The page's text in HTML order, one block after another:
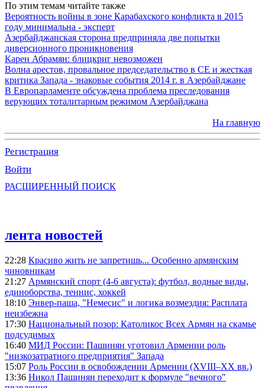
По этим темам читайте также
Вероятность войны в зоне Карабахского конфликта в 2015
году минимальна - эксперт
Азербайджанская сторона предприняла две попытки
диверсионного проникновения
Карен Абрамян: блицкриг невозможен
Волна арестов, провальное председательство в СЕ и жесткая
критика Запада - знаковые события 2014 г. в Азербайджане
В Европарламенте обсуждена проблема преследования
верующих тоталитарным режимом Азербайджана
На главную
Регистрация
Войти
РАСШИРЕННЫЙ ПОИСК
лента новостей
22:28 Красиво жить не запретишь... Особенно армянским
чиновникам
21:27 Армянский спорт (4-6 августа): футбол, водные виды,
единоборства, теннис, хоккей
18:10 Энвер-паша, "Немесис" и логика возмездия: Расплата
неизбежна
17:30 Национальный позор: Католикос Всех Армян на скамье
подсудимых
16:40 МИД России: Пашинян уготовил Армении роль
"низкозатратного предприятия" Запада
15:07 Роль России в освобождении Армении (XVIII–XX вв.)
13:36 Никол Пашинян переходит к формуле "вечного"